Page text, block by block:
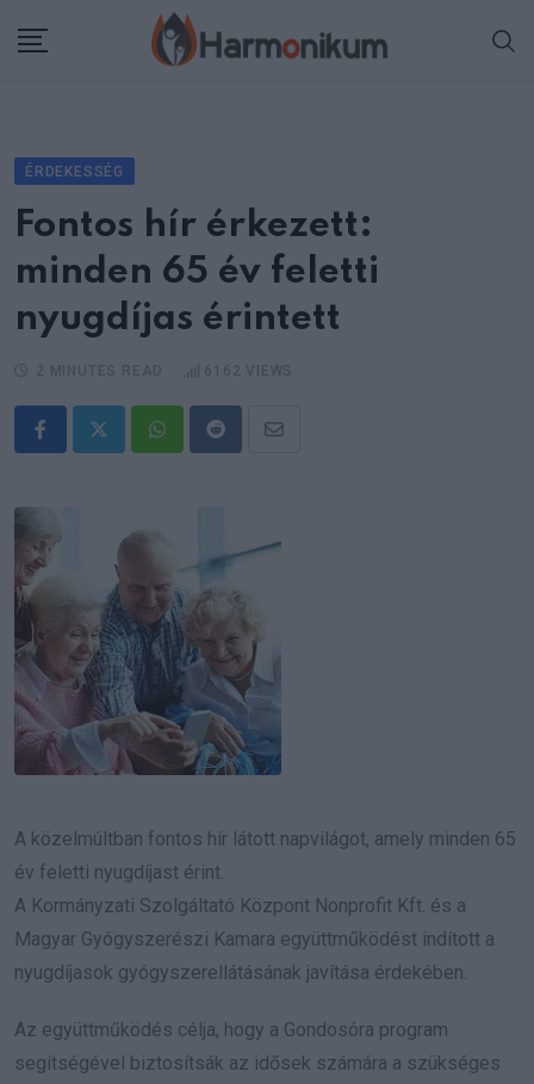
ÉRDEKESSÉG
Fontos hír érkezett:
minden 65 év feletti
nyugdíjas érintett
WhatsappRedditShare
A közelmúltban fontos hír látott napvilágot, amely minden 65
év feletti nyugdíjast érint.
A Kormányzati Szolgáltató Központ Nonprofit Kft. és a
Magyar Gyógyszerészi Kamara együttműködést indított a
nyugdíjasok gyógyszerellátásának javítása érdekében.
Az együttműködés célja, hogy a Gondosóra program
segítségével biztosítsák az idősek számára a szükséges